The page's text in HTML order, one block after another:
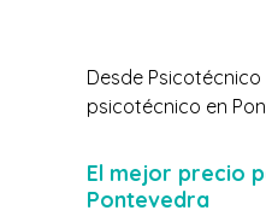
Desde
psicotécnico en
El mejor precio
Pontevedra